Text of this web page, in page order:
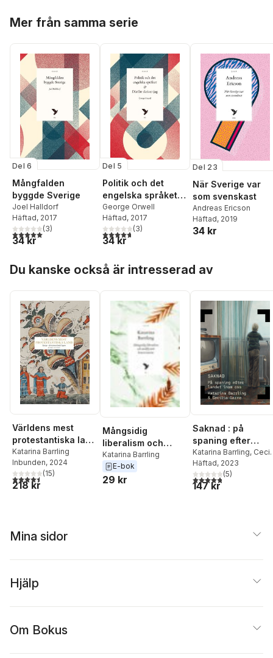
Robertson,Hans Ruin,
Malise Ruthven ,
Mateusz Strózynski ,
Fredrik Svenaeus,
Widmalm
Mer från samma serie
Del 6
Mångfalden
byggde Sverige
Joel Halldorf
Häftad, 2017
5,0utav 5 stjärnor. Totalt antal röster:
(3)
34 kr
Del 5
Politik och det
engelska språket &
Därför skriver jag
George Orwell
Häftad, 2017
4,7utav 5 stjärnor. Totalt antal röster:
(3)
34 kr
Del 23
När Sverige var
som svenskast
Andreas Ericson
Häftad, 2019
34 kr
Du kanske också är intresserad av
Världens mest
protestantiska land
: Sverige - det
extrema landet
lagom
Katarina Barrling
Inbunden, 2024
4,5utav 5 stjärnor. Totalt antal röster:
(15)
218 kr
Mångsidig
liberalism och
undflyende
konservatism
Katarina Barrling
E-bok
29 kr
Saknad : på
spaning efter
landet inom oss
Katarina Barrling,
Garme
Häftad, 2023
4,8utav 5 stjärnor.
(5)
147 kr
Mina sidor
Hjälp
Om Bokus